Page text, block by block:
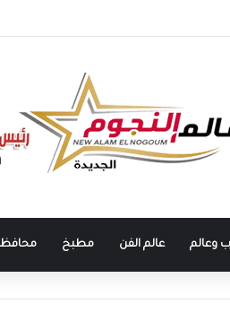
5 محافظات لإعداد كوادر متخصصة في الكهرباء والطاقة
وعالم عالم الفن مطبخ